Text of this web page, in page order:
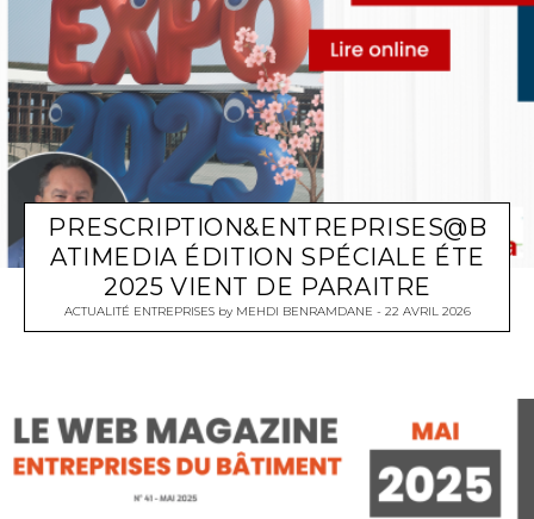
PRESCRIPTION&ENTREPRISES@B
ATIMEDIA ÉDITION SPÉCIALE ÉTE
2025 VIENT DE PARAITRE
ACTUALITÉ ENTREPRISES by MEHDI BENRAMDANE 22 AVRIL 2026